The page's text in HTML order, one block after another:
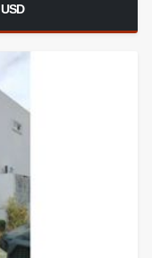
USD